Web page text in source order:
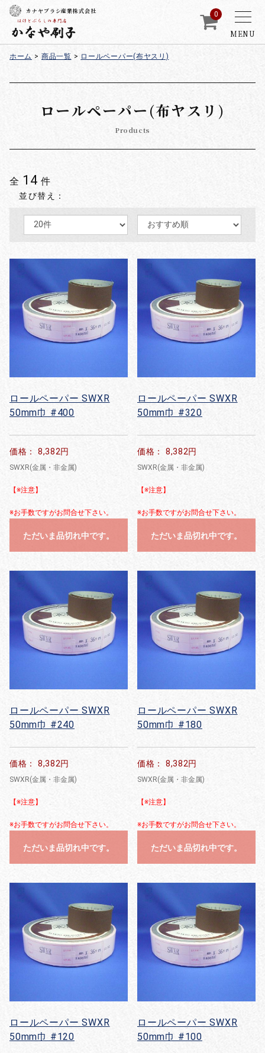
MENU
カナヤブラシ産業株式会社 0
ホーム > 商品一覧 > ロールペーパー(布ヤスリ)
ロールペーパー(布ヤスリ)
Products
全 14 件
並び替え：
ロールペーパー SWXR
50mm巾 #400
価格： 8,382円
SWXR(金属・非金属)
【※注意】
※お手数ですがお問合せ下さい。
ただいま品切れ中です。
ロールペーパー SWXR
50mm巾 #320
価格： 8,382円
SWXR(金属・非金属)
【※注意】
※お手数ですがお問合せ下さい。
ただいま品切れ中です。
ロールペーパー SWXR
50mm巾 #240
価格： 8,382円
SWXR(金属・非金属)
【※注意】
※お手数ですがお問合せ下さい。
ただいま品切れ中です。
ロールペーパー SWXR
50mm巾 #180
価格： 8,382円
SWXR(金属・非金属)
【※注意】
※お手数ですがお問合せ下さい。
ただいま品切れ中です。
ロールペーパー SWXR
50mm巾 #120
ロールペーパー SWXR
50mm巾 #100